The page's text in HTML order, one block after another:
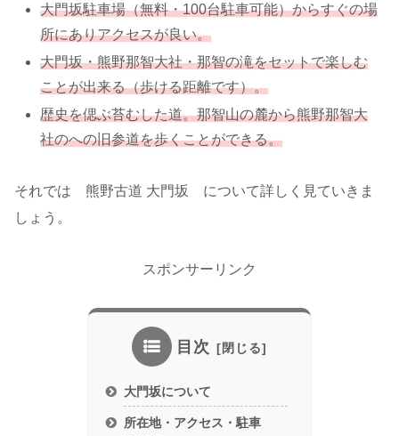
大門坂駐車場（無料・100台駐車可能）からすぐの場
所にありアクセスが良い。
大門坂・熊野那智大社・那智の滝をセットで楽しむ
ことが出来る（歩ける距離です）。
歴史を偲ぶ苔むした道。那智山の麓から熊野那智大
社のへの旧参道を歩くことができる。
それでは 熊野古道 大門坂 について詳しく見ていきま
しょう。
スポンサーリンク
目次
大門坂について
所在地・アクセス・駐車